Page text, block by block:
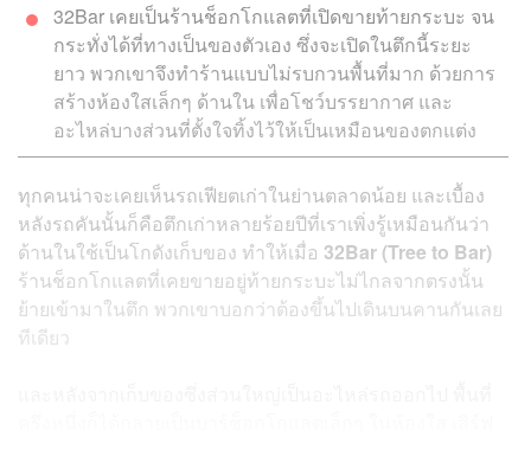
32Bar เคยเป็นร้านช็อกโกแลตที่เปิดขายท้ายกระบะ จน
กระทั่งได้ที่ทางเป็นของตัวเอง ซึ่งจะเปิดในตึกนี้ระยะ
ยาว พวกเขาจึงทำร้านแบบไม่รบกวนพื้นที่มาก ด้วยการ
สร้างห้องใสเล็กๆ ด้านใน เพื่อโชว์บรรยากาศ และ
อะไหล่บางส่วนที่ตั้งใจทิ้งไว้ให้เป็นเหมือนของตกแต่ง
ทุกคนน่าจะเคยเห็นรถเฟียตเก่าในย่านตลาดน้อย และเบื้อง
หลังรถคันนั้นก็คือตึกเก่าหลายร้อยปีที่เราเพิ่งรู้เหมือนกันว่า
ด้านในใช้เป็นโกดังเก็บของ ทำให้เมื่อ 32Bar (Tree to Bar)
ร้านช็อกโกแลตที่เคยขายอยู่ท้ายกระบะไม่ไกลจากตรงนั้น
ย้ายเข้ามาในตึก พวกเขาบอกว่าต้องขึ้นไปเดินบนคานกันเลย
ทีเดียว